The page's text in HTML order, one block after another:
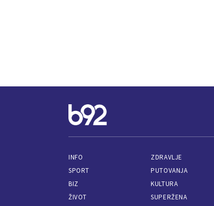
INFO
SPORT
BIZ
ŽIVOT
ZDRAVLJE
PUTOVANJA
KULTURA
SUPERŽENA